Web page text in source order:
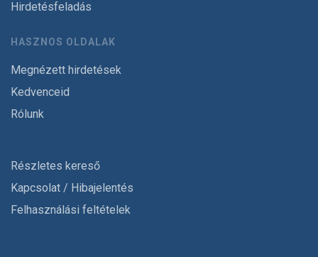
Hirdetésfeladás
HASZNOS OLDALAK
Megnézett hirdetések
Kedvenceid
Rólunk
Részletes kereső
Kapcsolat / Hibajelentés
Felhasználási feltételek